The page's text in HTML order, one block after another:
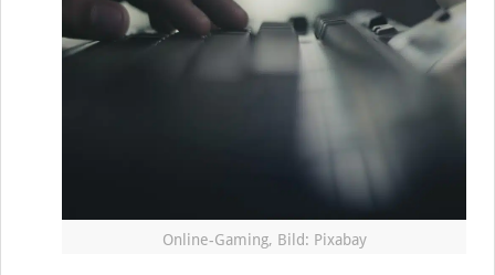
Online-Gaming, Bild: Pixabay